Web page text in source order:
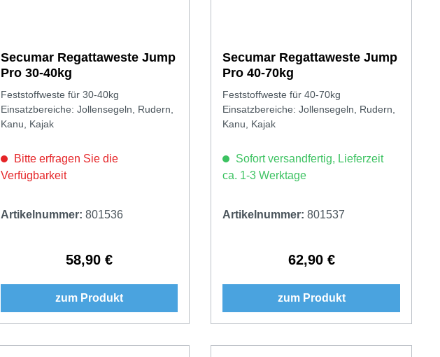
Secumar Regattaweste Jump
Pro 30-40kg
Feststoffweste für 30-40kg
Einsatzbereiche: Jollensegeln, Rudern,
Kanu, Kajak
Bitte erfragen Sie die
Verfügbarkeit
Artikelnummer: 801536
Regulärer Preis:
58,90 €
zum Produkt
Secumar Regattaweste Jump
Pro 40-70kg
Feststoffweste für 40-70kg
Einsatzbereiche: Jollensegeln, Rudern,
Kanu, Kajak
Sofort versandfertig, Lieferzeit
ca. 1-3 Werktage
Artikelnummer:801537
Regulärer Preis:
62,90 €
zum Produkt